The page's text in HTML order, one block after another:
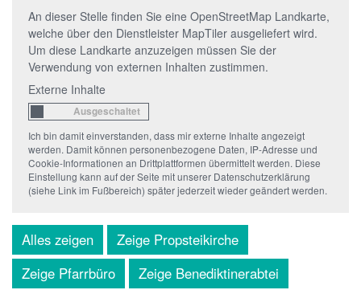
An dieser Stelle finden Sie eine OpenStreetMap Landkarte,
welche über den Dienstleister MapTiler ausgeliefert wird.
Um diese Landkarte anzuzeigen müssen Sie der
Verwendung von externen Inhalten zustimmen.
Externe Inhalte
Ich bin damit einverstanden, dass mir externe Inhalte angezeigt
werden. Damit können personenbezogene Daten, IP-Adresse und
Cookie-Informationen an Drittplattformen übermittelt werden. Diese
Einstellung kann auf der Seite mit unserer Datenschutzerklärung
(siehe Link im Fußbereich) später jederzeit wieder geändert werden.
Alles zeigen
Zeige Propsteikirche
Zeige Pfarrbüro
Zeige Benediktinerabtei